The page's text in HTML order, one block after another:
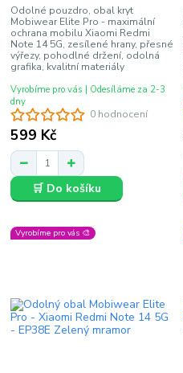
0 hodnocení
Odolné pouzdro, obal kryt
Mobiwear Elite Pro - maximální
ochrana mobilu Xiaomi Redmi
Note 14 5G, zesílené hrany, přesné
výřezy, pohodlné držení, odolná
grafika, kvalitní materiály
599 Kč
Vyrobíme pro vás | Odesíláme za 2-3
dny
🛒 Do košíku
Vyrobíme pro vás 🎨